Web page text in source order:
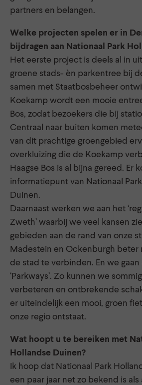
partners en belangen.
Welke projecten spelen er in
bijdragen aan Nationaal Park
Het eerste project is deels al in
groene stads- èn parkentree bij
samen met Staatbosbeheer
Koekamp wordt een mooie
Bos, zodat bezoekers die bij
Centraal naar buiten komen
van dit prachtige groengebied
overkluizing die de Koekamp
Haagse Bos is al bijna gereed. Er
informatiepunt van Nationaal
Duinen.
Daarnaast werken we aan het
Zweth’ waarbij we veel kansen
gebieden aan de rand van onze
Madestein en Ockenburgh beter
de stad te verbinden. En we gaan
‘Parkways’. Zo kunnen we
verbeteren en ontbrekende
er uiteindelijk een mooi, groen
onze regio ontstaat.
Wat hoopt u te bereiken met
Hollandse Duinen?
Ik hoop dat Nationaal Park
een paar jaar net zo bekend is